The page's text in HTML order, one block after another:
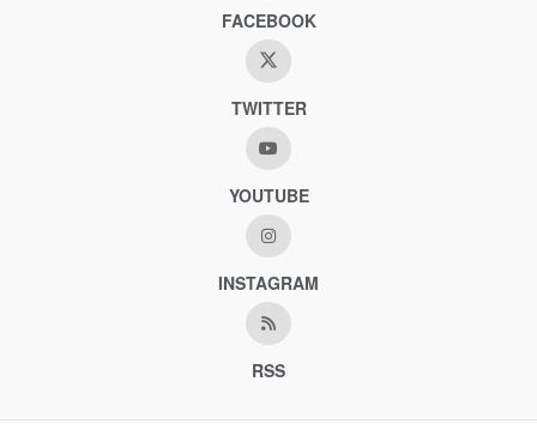
FACEBOOK
TWITTER
YOUTUBE
INSTAGRAM
RSS